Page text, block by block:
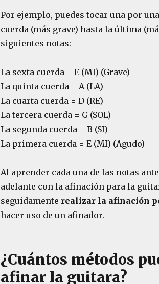
Por ejemplo, puedes tocar una por
cuerda (más grave) hasta la última
siguientes notas:
La sexta cuerda = E (MI) (Grave)
La quinta cuerda = A (LA)
La cuarta cuerda = D (RE)
La tercera cuerda = G (SOL)
La segunda cuerda = B (SI)
La primera cuerda = E (MI) (Agudo)
Al aprender cada una de las notas
adelante con la afinación para la
seguidamente realizar la afinación
hacer uso de un afinador.
¿Cuántos métodos
afinar la guitara?